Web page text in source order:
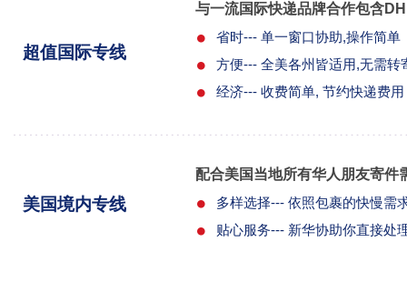
超值国际专线
与一流国际快递品牌合作包含
省时--- 单一窗口协助,操作简单
方便--- 全美各州皆适用,无需转
经济--- 收费简单, 节约快递费用
美国境内专线
配合美国当地所有华人朋友寄件
多样选择--- 依照包裹的快慢需
贴心服务--- 新华协助你直接处